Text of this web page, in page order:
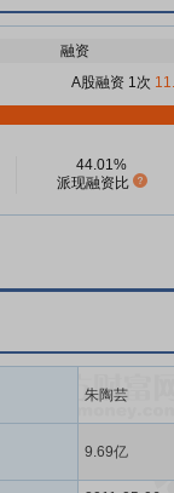
融资
A股融资 1次
44.01%
派现融资比
朱陶芸
9.69亿